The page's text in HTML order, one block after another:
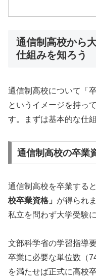
通信制高校から
仕組みを知ろう
通信制高校について「
というイメージを持っ
す。まずは基本的な仕
通信制高校の卒業
通信制高校を卒業すると
校卒業資格」 が得られ
私立を問わず大学受験
文部科学省の学習指導
卒業に必要な単位数（
を満たせば正式に高校